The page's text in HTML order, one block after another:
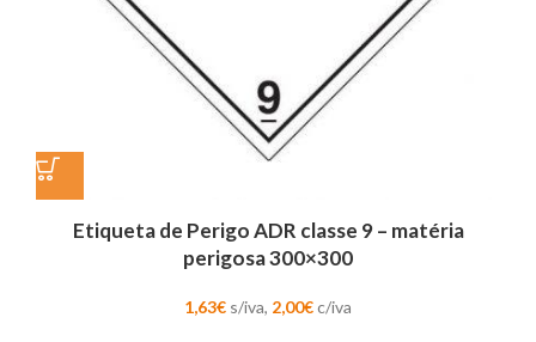
Etiqueta de Perigo ADR classe 9 – matéria
perigosa 300×300
1,63€ s/iva, 2,00€c/iva